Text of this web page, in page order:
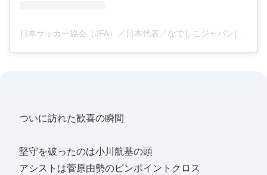
ついに訪れた歓喜の瞬間
堅守を破ったのは小川航基の頭
アシストは菅原由勢のピンポイントクロス